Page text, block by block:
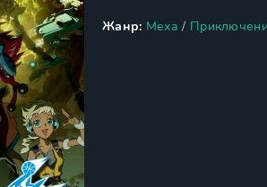
Жанр: Меха /